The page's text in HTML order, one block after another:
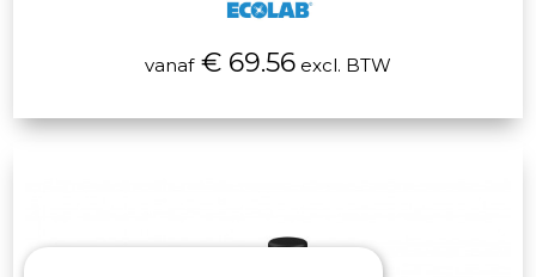
vanaf€ 69.56 excl. BTW